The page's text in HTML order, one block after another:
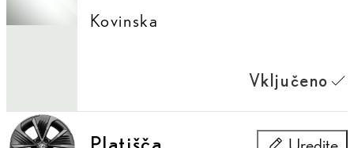
Kovinska
Vključeno